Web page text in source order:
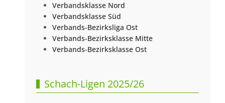
Verbandsklasse Nord
Verbandsklasse Süd
Verbands-Bezirksliga Ost
Verbands-Bezirksklasse Mitte
Verbands-Bezirksklasse Ost
Schach-Ligen 2025/26